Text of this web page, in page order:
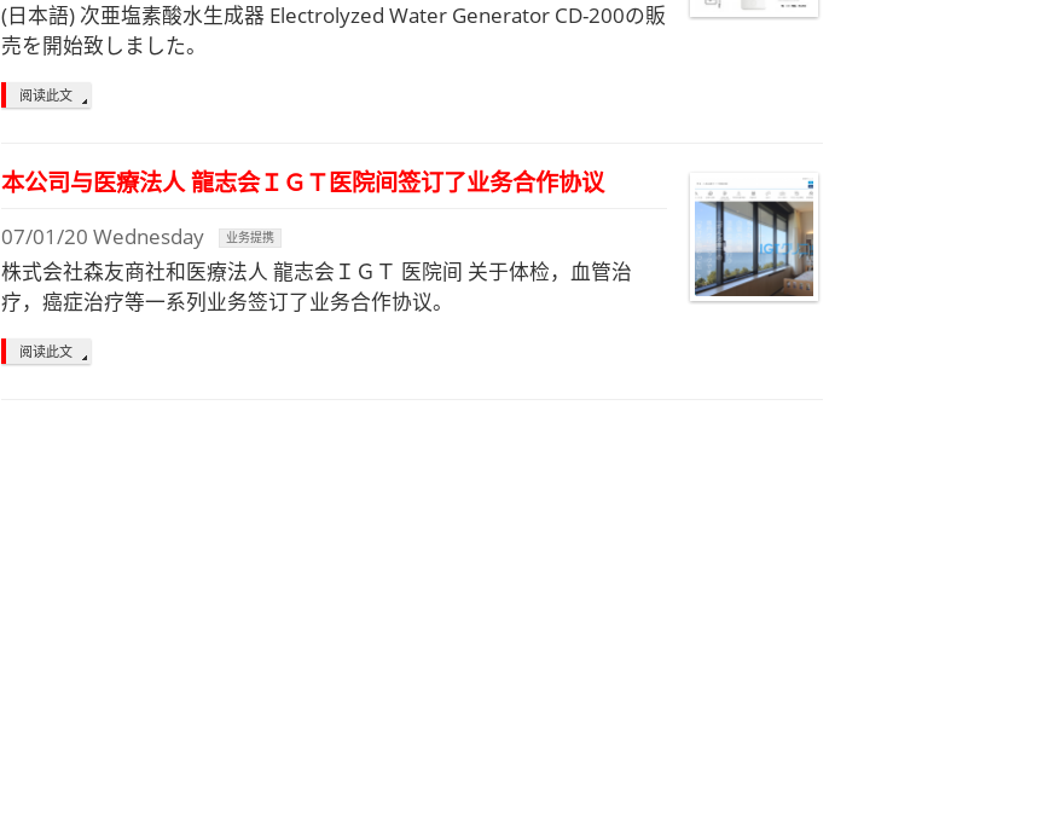
(日本語) 次亜塩素酸水生成器 Electrolyzed Water Generator CD-200の販
売を開始致しました。
阅读此文
本公司与医療法人 龍志会ＩＧＴ医院间签订了业务合作协议
07/01/20 Wednesday 业务提携
株式会社森友商社和医療法人 龍志会ＩＧＴ 医院间 关于体检，血管治
疗，癌症治疗等一系列业务签订了业务合作协议。
阅读此文